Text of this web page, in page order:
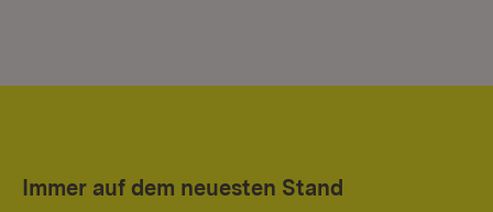
Immer auf dem neuesten Stand